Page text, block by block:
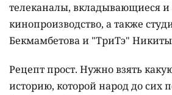
телеканалы, вкладывающиеся и
кинопроизводство, а также
Бекмамбетова и "ТриТэ"
Рецепт прост. Нужно взять
историю, которой народ до сих